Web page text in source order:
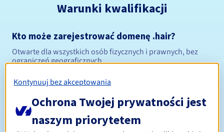
Warunki kwalifikacji
Kto może zarejestrować domenę .hair?
Otwarte dla wszystkich osób fizycznych i prawnych, bez
ograniczeń geograficznych.
Zasady zarządzania i powiadomienia
Okres rejestracji Od 1 do 10 lat
Kontynuuj bez akceptowania
Ochrona Twojej prywatności jest
naszym priorytetem